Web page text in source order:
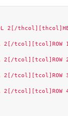
2[/
2[/
2[/
2[/
2[/